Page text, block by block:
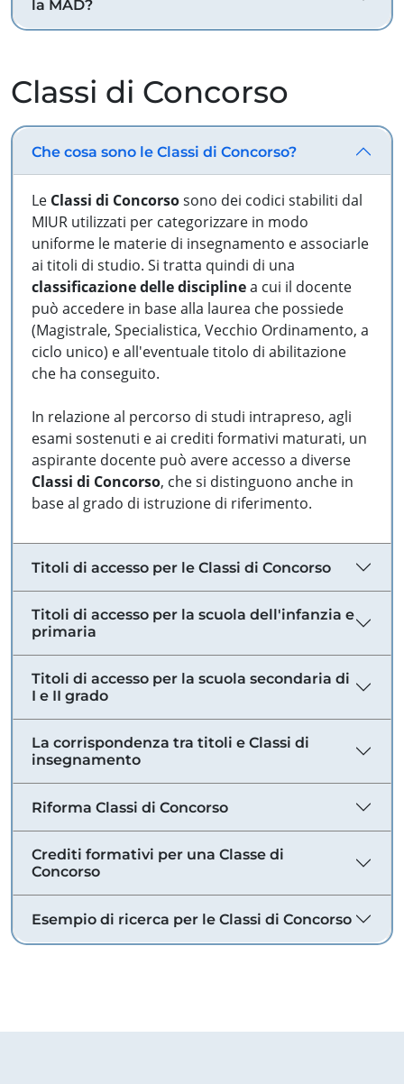
la MAD?
Classi di Concorso
Che cosa sono le Classi di Concorso?
Le Classi di Concorsosono dei codici stabiliti dal
MIUR utilizzati per categorizzare in modo
uniforme le materie di insegnamento e associarle
ai titoli di studio. Si tratta quindi di una
classificazione delle disciplinea cui il docente
può accedere in base alla laurea che possiede
(Magistrale, Specialistica, Vecchio Ordinamento, a
ciclo unico) e all'eventuale titolo di abilitazione
che ha conseguito.
In relazione al percorso di studi intrapreso, agli
esami sostenuti e ai crediti formativi maturati, un
aspirante docente può avere accesso a diverse
Classi di Concorso, che si distinguono anche in
base al grado di istruzione di riferimento.
Titoli di accesso per le Classi di Concorso
Titoli di accesso per la scuola dell'infanzia e
primaria
Titoli di accesso per la scuola secondaria di
I e II grado
La corrispondenza tra titoli e Classi di
insegnamento
Riforma Classi di Concorso
Crediti formativi per una Classe di
Concorso
Esempio di ricerca per le Classi di Concorso